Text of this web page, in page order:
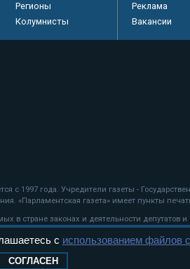
Регионы
Колумнисты
Реклама
Вакансии
с 1997 года. Учредители газеты -
«Парламентская газета» имеет пункты
стране законах и деятельности депутатов
с использованием файлов
СОГЛАСЕН